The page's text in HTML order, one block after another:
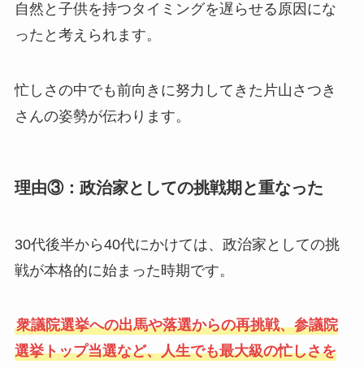
自然と子供を持つタイミングを遅らせる原因にな
ったと考えられます。
忙しさの中でも前向きに努力してきた片山さつき
さんの姿勢が伝わります。
理由③：政治家としての挑戦期と重なった
30代後半から40代にかけては、政治家としての挑
戦が本格的に始まった時期です。
衆議院選挙への出馬や落選からの再挑戦、参議院
選挙トップ当選など、人生でも最大級の忙しさを